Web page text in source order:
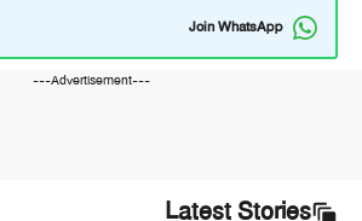
Join WhatsApp
---Advertisement---